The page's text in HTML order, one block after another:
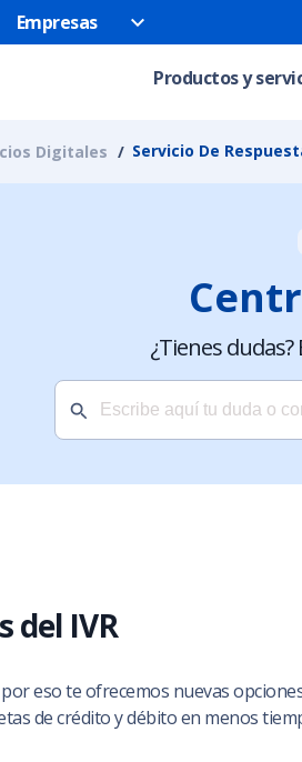
Empresas
Productos y
Digitales Servicio De
¿Tienes
del IVR
eso te ofrecemos nuevas
de crédito y débito en menos